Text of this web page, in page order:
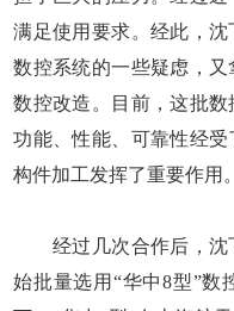
满足使用要求。经此，
数控系统的一些疑虑，
数控改造。目前，这批
功能、性能、可靠性经
构件加工发挥了重要作用。
经过几次合作后，沈
始批量选用“华中8型”数